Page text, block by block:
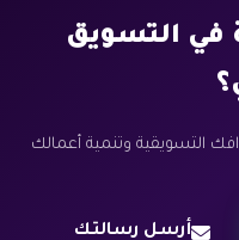
في التسويق
التسويقية وتنمية أعمالك
أرسل رسالتك